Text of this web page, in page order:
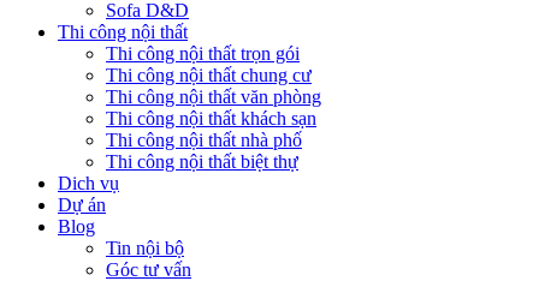
Sofa D&D
Thi công nội thất
Thi công nội thất trọn gói
Thi công nội thất chung cư
Thi công nội thất văn phòng
Thi công nội thất khách sạn
Thi công nội thất nhà phố
Thi công nội thất biệt thự
Dich vụ
Dự án
Blog
Tin nội bộ
Góc tư vấn